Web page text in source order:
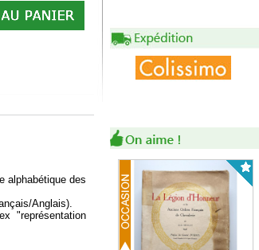
alphabétique des
Anglais).
"représentation